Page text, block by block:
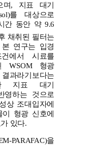
며, 지표 대기
를 대상으로
간 동안 약 9.6
채취된 필터는
연구는 입경
에서 시료를
WSOM 형광
과라기보다는
지표 대기
영하는 것으로
상 조대입자에
형광 신호에
있다.
PARAFAC)을